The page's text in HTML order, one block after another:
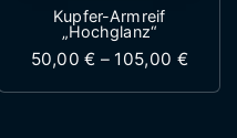
50,00 € bis 105,00 €
weist mehrere
Kupfer-Armreif
„Hochglanz“
50,00€ – 105,00 €
Dieses